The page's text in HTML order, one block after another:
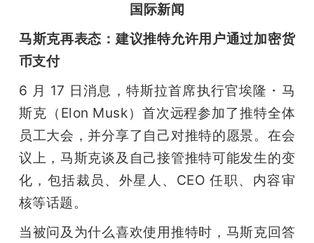
国际新闻
马斯克再表态：建议推特允许用户通过加密货
币支付
6 月 17 日消息，特斯拉首席执行官埃隆・马
斯克（Elon Musk）首次远程参加了推特全体
员工大会，并分享了自己对推特的愿景。在会
议上，马斯克谈及自己接管推特可能发生的变
化，包括裁员、外星人、CEO 任职、内容审
核等话题。
当被问及为什么喜欢使用推特时，马斯克回答